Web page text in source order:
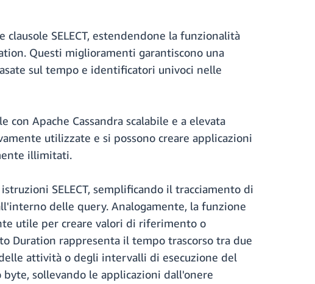
SELECT, estendendone la funzionalità
Questi miglioramenti garantiscono una
sul tempo e identificatori univoci nelle
con Apache Cassandra scalabile e a elevata
utilizzate e si possono creare applicazioni
illimitati.
SELECT, semplificando il tracciamento di
delle query. Analogamente, la funzione
utile per creare valori di riferimento o
Duration rappresenta il tempo trascorso tra due
attività o degli intervalli di esecuzione del
sollevando le applicazioni dall'onere